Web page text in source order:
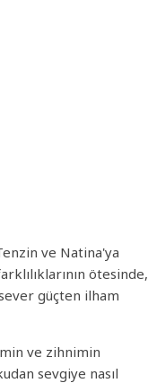
ve Natina'ya
ötesinde,
güçten ilham
ve zihnimin
sevgiye nasıl